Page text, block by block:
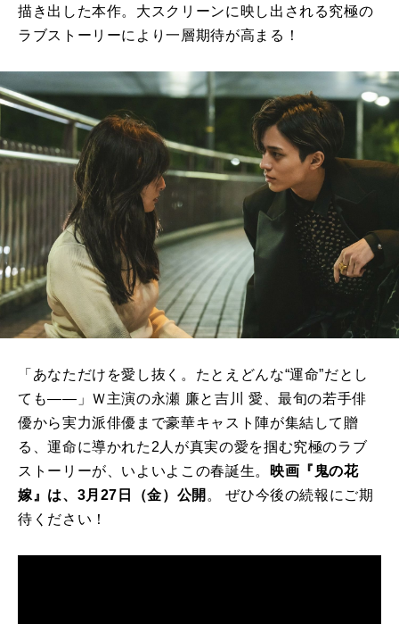
描き出した本作。大スクリーンに映し出される究極の
ラブストーリーにより一層期待が高まる！
「あなただけを愛し抜く。たとえどんな“運命”だとし
ても―― 」Ｗ主演の永瀬 廉と吉川 愛、最旬の若手俳
優から実力派俳優まで豪華キャスト陣が集結して贈
る、運命に導かれた 2 人が真実の愛を掴む究極のラブ
ストーリーが、いよいよこの春誕生。
映画『鬼の花
嫁』は、 3月 27 日（金）公開 。 ぜひ今後の続報にご期
待ください！